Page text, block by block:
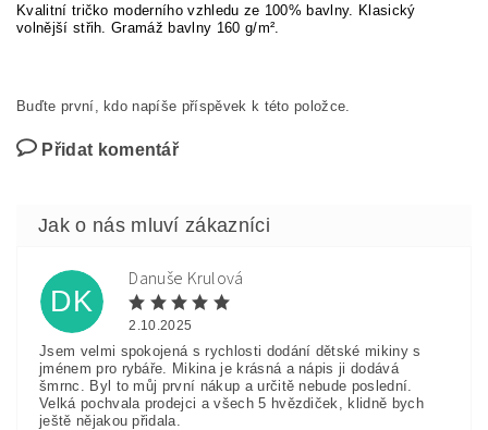
Kvalitní tričko moderního vzhledu ze 100% bavlny. Klasický
volnější střih. Gramáž bavlny 160 g/m².
Buďte první, kdo napíše příspěvek k této položce.
Přidat komentář
DK
Danuše Krulová
2.10.2025
Jsem velmi spokojená s rychlosti dodání dětské mikiny s
jménem pro rybáře. Mikina je krásná a nápis ji dodává
šmrnc. Byl to můj první nákup a určitě nebude poslední.
Velká pochvala prodejci a všech 5 hvězdiček, klidně bych
ještě nějakou přidala.